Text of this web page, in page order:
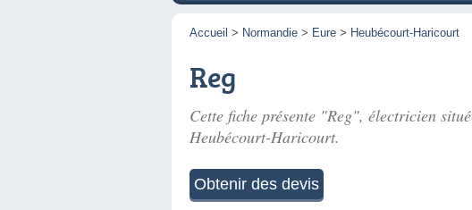
Accueil > Normandie > Eure > Heubécourt-Haricourt
Reg
Cette fiche présente "Reg", électricien situé
Heubécourt-Haricourt.
Obtenir des devis